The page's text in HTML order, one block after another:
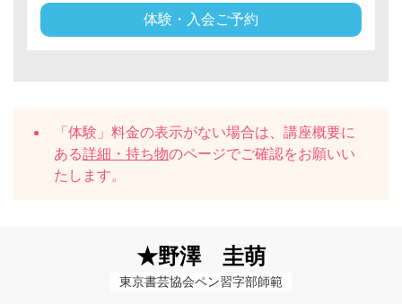
体験・入会ご予約
「体験」料金の表示がない場合は、講座概要に
ある詳細・持ち物のページでご確認をお願いい
たします。
★野澤 圭萌
東京書芸協会ペン習字部師範